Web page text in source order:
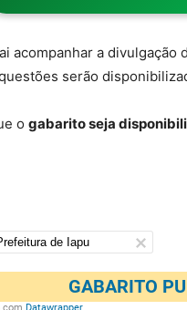
acompanhar a divulgação
serão
o gabarito seja